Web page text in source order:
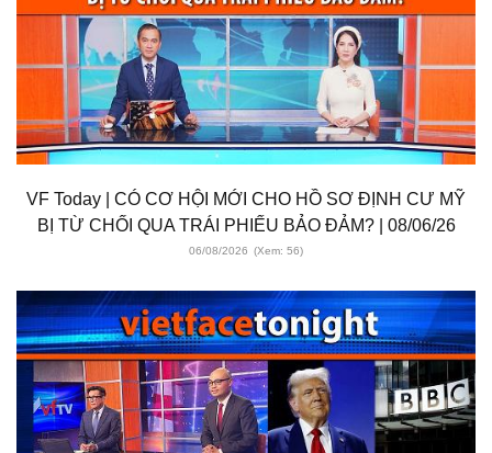
VF Today | CÓ CƠ HỘI MỚI CHO HỒ SƠ ĐỊNH CƯ MỸ
BỊ TỪ CHỐI QUA TRÁI PHIẾU BẢO ĐẢM? | 08/06/26
06/08/2026 (Xem: 56)